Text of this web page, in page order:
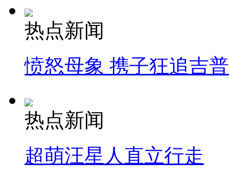
热点新闻
愤怒母象 携子狂追吉
热点新闻
超萌汪星人直立行走